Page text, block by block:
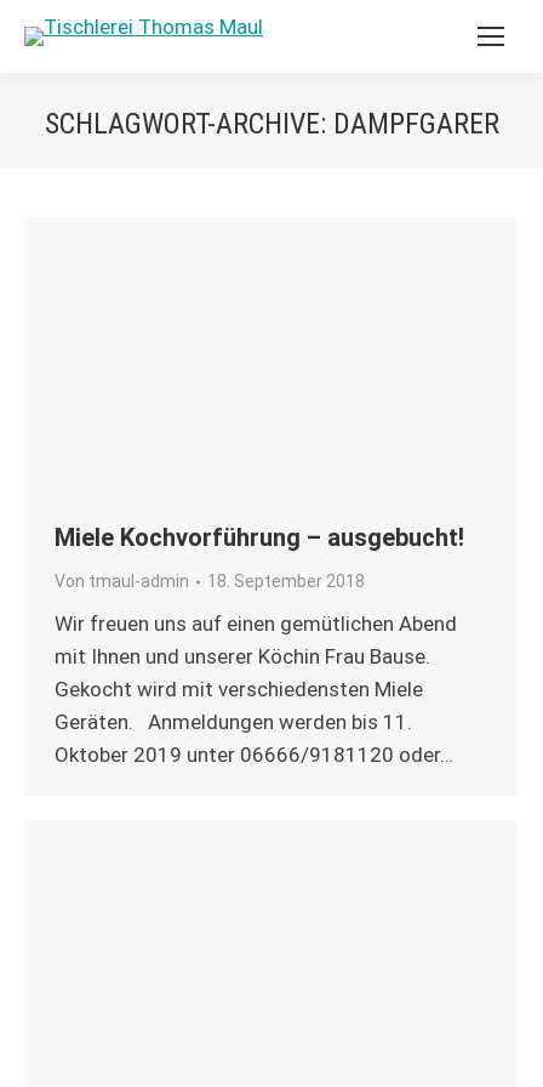
SCHLAGWORT-ARCHIVE: DAMPFGARER
Miele Kochvorführung – ausgebucht!
Von tmaul-admin 18. September 2018
Wir freuen uns auf einen gemütlichen Abend
mit Ihnen und unserer Köchin Frau Bause.
Gekocht wird mit verschiedensten Miele
Geräten. Anmeldungen werden bis 11.
Oktober 2019 unter 06666/9181120 oder…